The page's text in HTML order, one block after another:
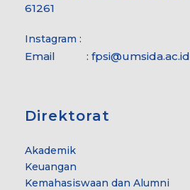
61261
Instagram :
Email : fpsi@umsida.ac.id
Direktorat
Akademik
Keuangan
Kemahasiswaan dan Alumni